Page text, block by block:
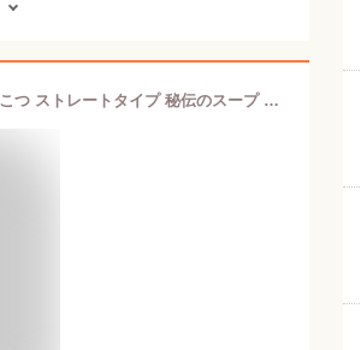
【公式】SUGAKIYA和風とんこつ鍋つゆ1袋 鍋つゆ 和風とんこつ ストレートタイプ 秘伝のスープ 名古屋名物 鍋 寿がきや すがきや